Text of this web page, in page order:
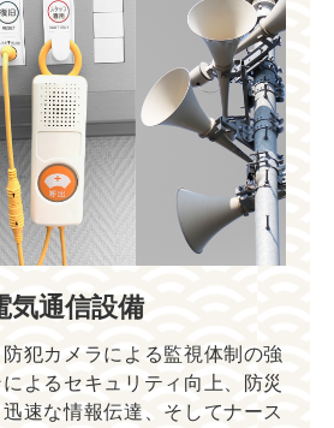
気通信設備
犯カメラによる監視体制の強
よるセキュリティ向上、防災
速な情報伝達、そしてナース